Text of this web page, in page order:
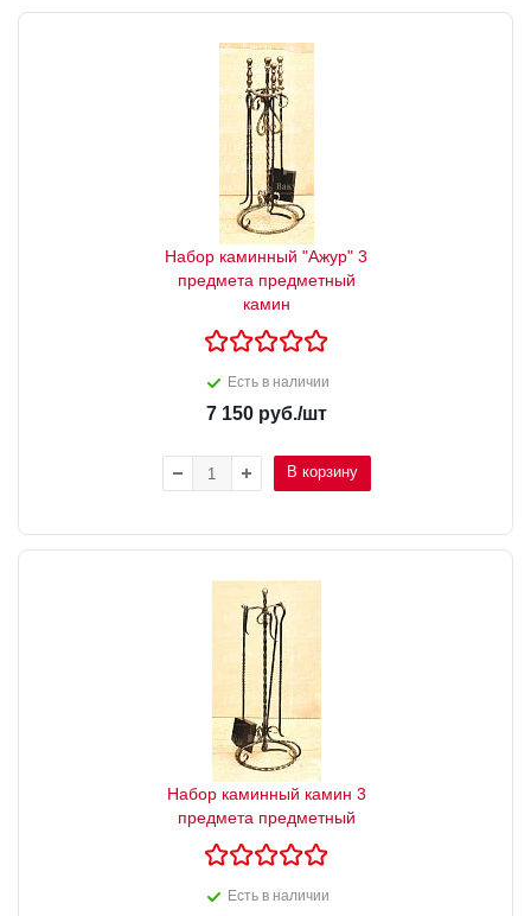
Набор каминный "Ажур" 3
предмета предметный
камин
Есть в наличии
7 150руб./шт
В корзину
Набор каминный камин 3
предмета предметный
Есть в наличии